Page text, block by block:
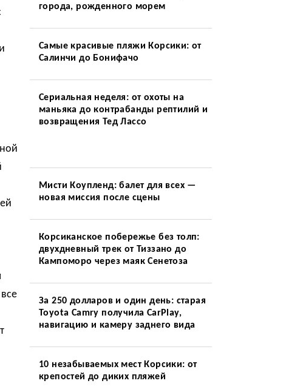
города, рожденного морем
Самые красивые пляжи Корсики: от
Салинчи до Бонифачо
Сериальная неделя: от охоты на
маньяка до контрабанды рептилий и
возвращения Тед Лассо
Мисти Коупленд: балет для всех —
новая миссия после сцены
Корсиканское побережье без толп:
двухдневный трек от Тиззано до
Кампоморо через маяк Сенетоза
За 250 долларов и один день: старая
Toyota Camry получила CarPlay,
навигацию и камеру заднего вида
10 незабываемых мест Корсики: от
крепостей до диких пляжей